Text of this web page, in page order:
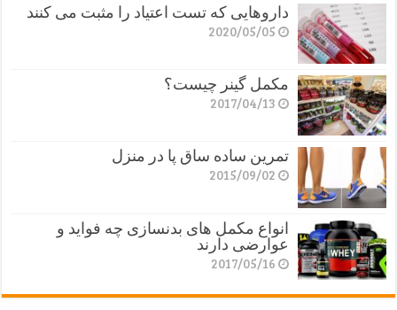
داروهایی که تست اعتیاد را مثبت می کنند
2020/05/05
مکمل گینر چیست؟
2017/04/13
تمرین ساده ساق پا در منزل
2015/09/02
انواع مکمل های بدنسازی چه فواید و
عوارضی دارند
2017/05/16